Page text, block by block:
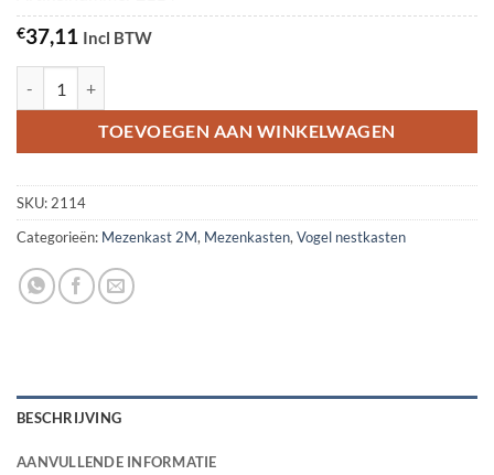
€37,11 Incl BTW
TOEVOEGEN AAN WINKELWAGEN
SKU: 2114
Categorieën: Mezenkast 2M, Mezenkasten, Vogel nestkasten
BESCHRIJVING
AANVULLENDE INFORMATIE